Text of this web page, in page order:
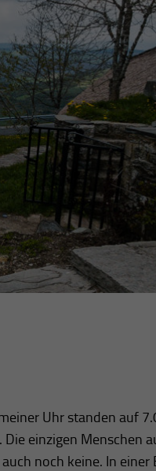
Uhr standen auf
einzigen Menschen
noch keine. In einer